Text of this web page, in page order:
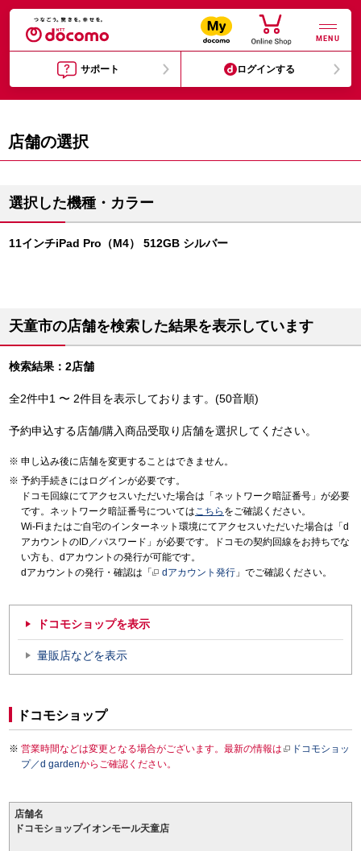
MENU
サポート ログインする
店舗の選択
選択した機種・カラー
11インチiPad Pro（M4） 512GB シルバー
天童市の店舗を検索した結果を表示しています
検索結果：2店舗
全2件中1 〜 2件目を表示しております。(50音順)
予約申込する店舗/購入商品受取り店舗を選択してください。
申し込み後に店舗を変更することはできません。
予約手続きにはログインが必要です。
ドコモ回線にてアクセスいただいた場合は「ネットワーク暗証番号」が必要
です。ネットワーク暗証番号についてはこちら をご確認ください。
Wi-Fiまたはご自宅のインターネット環境にてアクセスいただいた場合は「d
アカウントのID／パスワード」が必要です。ドコモの契約回線をお持ちでな
い方も、dアカウントの発行が可能です。
dアカウントの発行・確認は「
dアカウント発行 」でご確認ください。
ドコモショップを表示
量販店などを表示
ドコモショップ
営業時間などは変更となる場合がございます。最新の情報は
ドコモショッ
プ／d gardenからご確認ください。
店舗名
ドコモショップイオンモール天童店